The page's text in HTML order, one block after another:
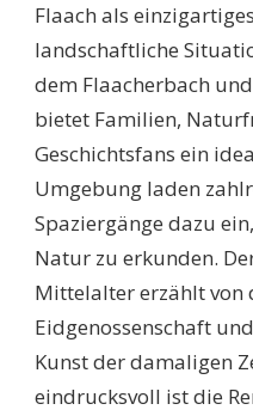
Flaach als
landschaftliche
dem Flaacherbach
bietet Familien,
Geschichtsfans ein
Umgebung laden
Spaziergänge dazu
Natur zu erkunden.
Mittelalter erzählt von
Eidgenossenschaft
Kunst der damaligen
eindrucksvoll ist die